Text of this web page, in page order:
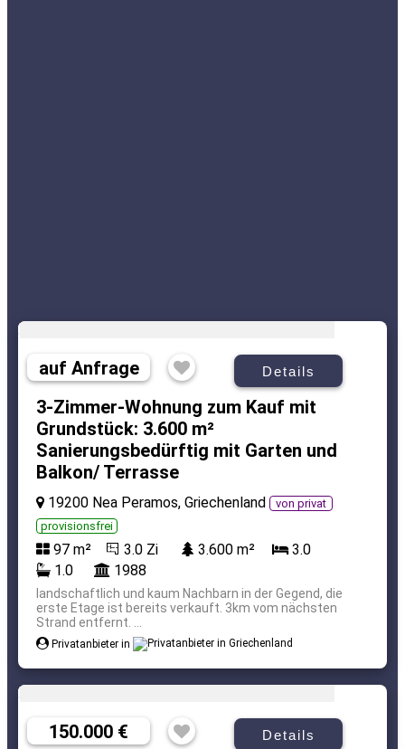
auf Anfrage Details
3-Zimmer-Wohnung zum Kauf mit
Grundstück: 3.600 m²
Sanierungsbedürftig mit Garten und
Balkon/ Terrasse
19200 Nea Peramos, Griechenland
von privat
provisionsfrei
97 m² 3.0 Zi 3.600 m²
3.0
1.0
1988
landschaftlich und kaum Nachbarn in der Gegend, die
erste Etage ist bereits verkauft. 3km vom nächsten
Strand entfernt. ...
Privatanbieter in
150.000 € Details